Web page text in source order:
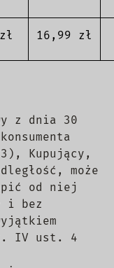
16,99 zł
z dnia 30
Kupujący,
może
od niej
i bez
IV ust. 4